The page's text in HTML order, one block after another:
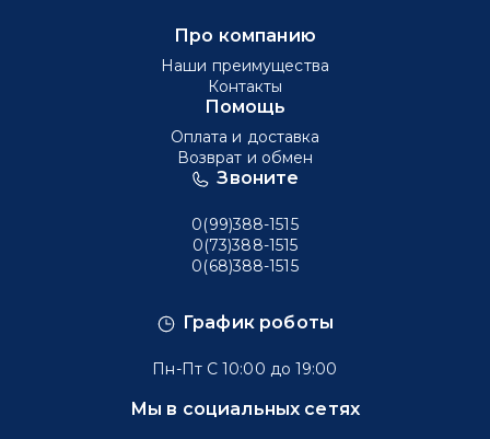
График роботы
Пн-Пт С 10:00 до 19:00
Мы в социальных сетях
Звоните
0(99)388-1515
0(73)388-1515
0(68)388-1515
Про компанию
Наши преимущества
Контакты
Помощь
Оплата и доставка
Возврат и обмен